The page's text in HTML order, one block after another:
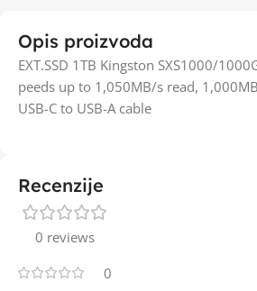
Opis proizvoda
EXT.SSD 1TB Kingston SXS1000/
peeds up to 1,050MB/s read,
USB-C to USB-A cable
Recenzije
0 reviews
0